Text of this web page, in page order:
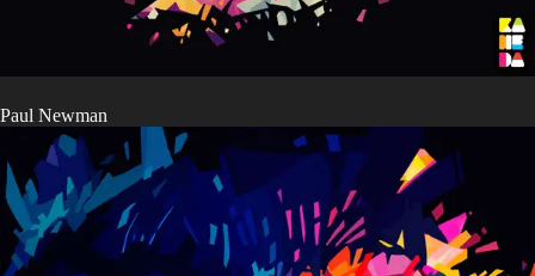
Paul Newman